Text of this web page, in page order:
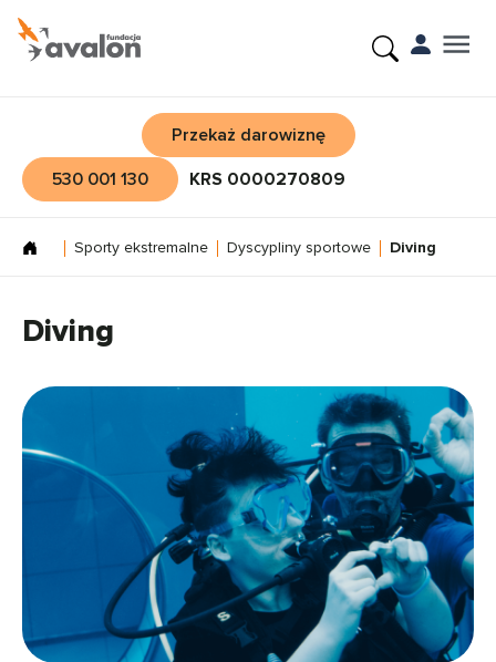
Przekaż darowiznę
530 001 130
KRS 0000270809
Sporty ekstremalne Dyscypliny sportowe Diving
Diving